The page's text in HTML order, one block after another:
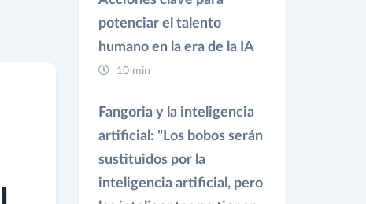
potenciar el talento
humano en la era de la IA
10 min
Fangoria y la inteligencia
artificial: "Los bobos serán
sustituidos por la
inteligencia artificial, pero